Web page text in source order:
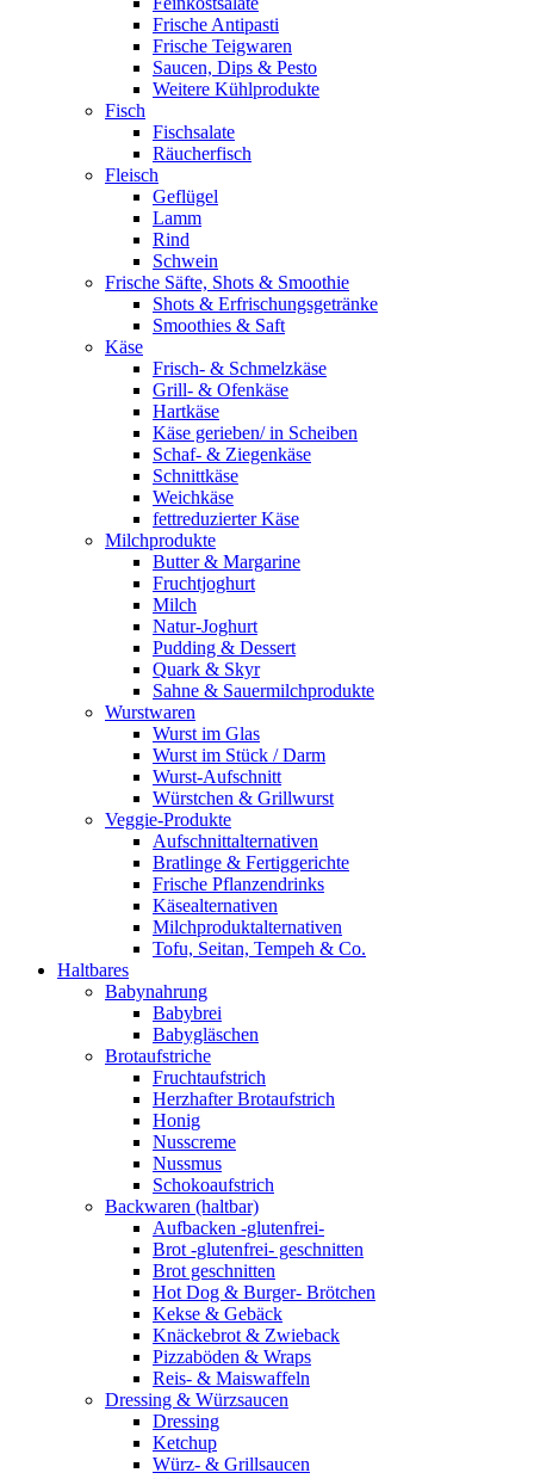
Frische Antipasti
Frische Teigwaren
Saucen, Dips & Pesto
Weitere Kühlprodukte
Fisch
Fischsalate
Räucherfisch
Fleisch
Geflügel
Lamm
Rind
Schwein
Frische Säfte, Shots & Smoothie
Shots & Erfrischungsgetränke
Smoothies & Saft
Käse
Frisch- & Schmelzkäse
Grill- & Ofenkäse
Hartkäse
Käse gerieben/ in Scheiben
Schaf- & Ziegenkäse
Schnittkäse
Weichkäse
fettreduzierter Käse
Milchprodukte
Butter & Margarine
Fruchtjoghurt
Milch
Natur-Joghurt
Pudding & Dessert
Quark & Skyr
Sahne & Sauermilchprodukte
Wurstwaren
Wurst im Glas
Wurst im Stück / Darm
Wurst-Aufschnitt
Würstchen & Grillwurst
Veggie-Produkte
Aufschnittalternativen
Bratlinge & Fertiggerichte
Frische Pflanzendrinks
Käsealternativen
Milchproduktalternativen
Tofu, Seitan, Tempeh & Co.
Haltbares
Babynahrung
Babybrei
Babygläschen
Brotaufstriche
Fruchtaufstrich
Herzhafter Brotaufstrich
Honig
Nusscreme
Nussmus
Schokoaufstrich
Backwaren (haltbar)
Aufbacken -glutenfrei-
Brot -glutenfrei- geschnitten
Brot geschnitten
Hot Dog & Burger- Brötchen
Kekse & Gebäck
Knäckebrot & Zwieback
Pizzaböden & Wraps
Reis- & Maiswaffeln
Dressing & Würzsaucen
Dressing
Ketchup
Würz- & Grillsaucen